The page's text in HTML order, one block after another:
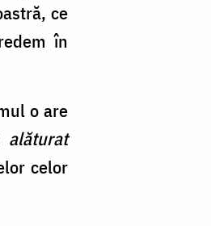
ce
în
o are
celor